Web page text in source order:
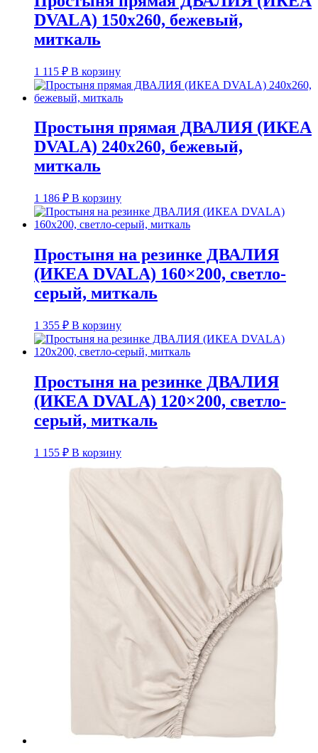
DVALA) 150х260, бежевый,
миткаль
1 115 ₽ В корзину
Простыня прямая ДВАЛИЯ (ИКЕА
DVALA) 240х260, бежевый,
миткаль
1 186 ₽ В корзину
Простыня на резинке ДВАЛИЯ
(ИКЕА DVALA) 160×200, светло-
серый, миткаль
1 355 ₽ В корзину
Простыня на резинке ДВАЛИЯ
(ИКЕА DVALA) 120×200, светло-
серый, миткаль
1 155 ₽ В корзину